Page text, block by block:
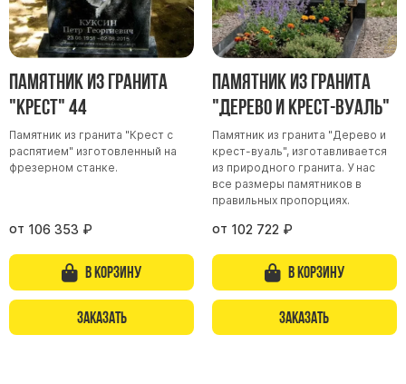
Памятник из гранита
"Крест" 44
Памятник из гранита "Крест с
распятием" изготовленный на
фрезерном станке.
от 106 353 ₽
В корзину
Заказать
Памятник из гранита
"Дерево и крест-вуаль"
Памятник из гранита "Дерево и
крест-вуаль", изготавливается
из природного гранита. У нас
все размеры памятников в
правильных пропорциях.
от 102 722 ₽
В корзину
Заказать